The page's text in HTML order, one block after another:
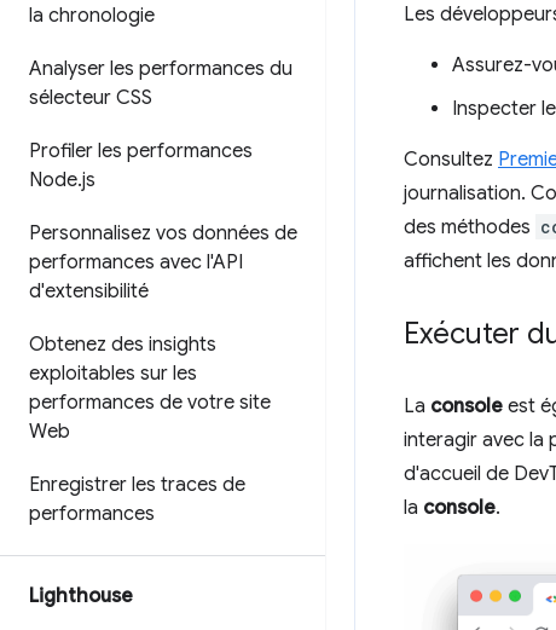
la chronologie
Analyser les performances du
sélecteur CSS
Profiler les performances
Node.js
Personnalisez vos données de
performances avec l'API
d'extensibilité
Obtenez des insights
exploitables sur les
performances de votre site
Web
Enregistrer les traces de
performances
Lighthouse
Les
Assurez-
Inspecter
Consultez
journalisation.
des méthodes
affichent les
Exécuter
La console est
interagir avec la
d'accueil de
la console.